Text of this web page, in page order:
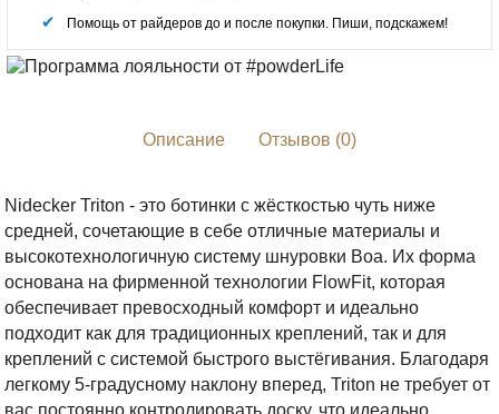
Помощь от райдеров до и после покупки. Пиши, подскажем!
Описание Отзывов (0)
Nidecker Triton - это ботинки с жёсткостью чуть ниже
средней, сочетающие в себе отличные материалы и
высокотехнологичную систему шнуровки Boa. Их форма
основана на фирменной технологии FlowFit, которая
обеспечивает превосходный комфорт и идеально
подходит как для традиционных креплений, так и для
креплений с системой быстрого выстёгивания. Благодаря
легкому 5-градусному наклону вперед, Triton не требует от
вас постоянно контролировать доску, что идеально